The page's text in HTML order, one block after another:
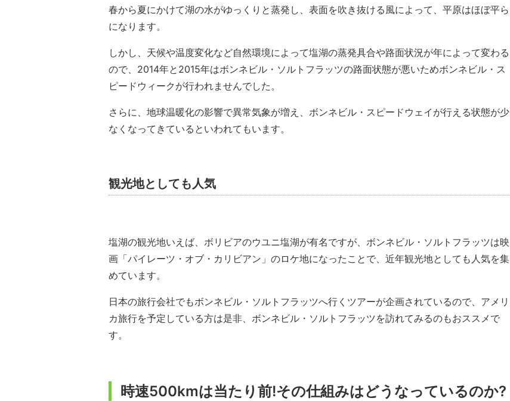
春から夏にかけて湖の水がゆっくりと蒸発し、表面を吹き抜ける風によって、平原はほぼ平ら
になります。
しかし、天候や温度変化など自然環境によって塩湖の蒸発具合や路面状況が年によって変わる
ので、2014年と2015年はボンネビル・ソルトフラッツの路面状態が悪いためボンネビル・ス
ピードウィークが行われませんでした。
さらに、地球温暖化の影響で異常気象が増え、ボンネビル・スピードウェイが行える状態が少
なくなってきているといわれてもいます。
観光地としても人気
塩湖の観光地いえば、ボリビアのウユニ塩湖が有名ですが、ボンネビル・ソルトフラッツは映
画「パイレーツ・オブ・カリビアン」のロケ地になったことで、近年観光地としても人気を集
めています。
日本の旅行会社でもボンネビル・ソルトフラッツへ行くツアーが企画されているので、アメリ
カ旅行を予定している方は是非、ボンネビル・ソルトフラッツを訪れてみるのもおススメで
す。
時速500kmは当たり前!その仕組みはどうなっているのか?